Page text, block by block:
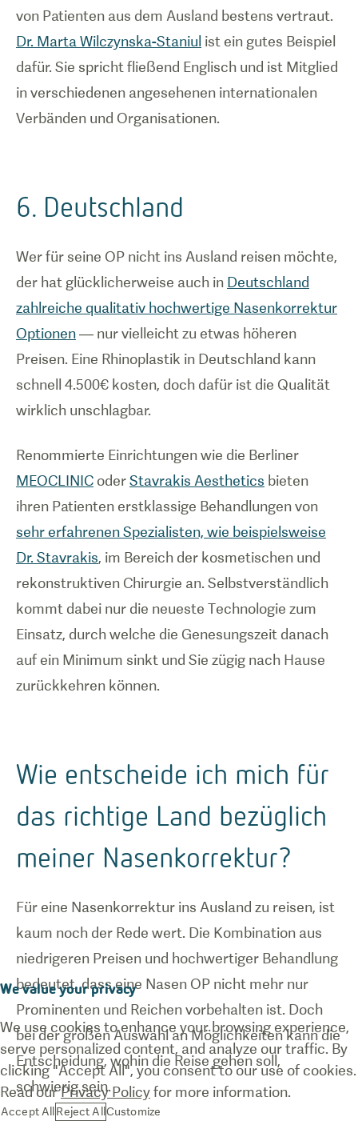
von Patienten aus dem Ausland bestens vertraut.
Dr. Marta Wilczynska-Staniul ist ein gutes Beispiel
dafür. Sie spricht fließend Englisch und ist Mitglied
in verschiedenen angesehenen internationalen
Verbänden und Organisationen.
6. Deutschland
Wer für seine OP nicht ins Ausland reisen möchte,
der hat glücklicherweise auch in Deutschland
zahlreiche qualitativ hochwertige Nasenkorrektur
Optionen— nur vielleicht zu etwas höheren
Preisen. Eine Rhinoplastik in Deutschland kann
schnell 4.500€ kosten, doch dafür ist die Qualität
wirklich unschlagbar.
Renommierte Einrichtungen wie die Berliner
MEOCLINIC oderStavrakis Aesthetics bieten
ihren Patienten erstklassige Behandlungen von
sehr erfahrenen Spezialisten, wie beispielsweise
Dr. Stavrakis, im Bereich der kosmetischen und
rekonstruktiven Chirurgie an. Selbstverständlich
kommt dabei nur die neueste Technologie zum
Einsatz, durch welche die Genesungszeit danach
auf ein Minimum sinkt und Sie zügig nach Hause
zurückkehren können.
Wie entscheide ich mich für
das richtige Land bezüglich
meiner Nasenkorrektur?
Für eine Nasenkorrektur ins Ausland zu reisen, ist
kaum noch der Rede wert. Die Kombination aus
niedrigeren Preisen und hochwertiger Behandlung
bedeutet, dass eine Nasen OP nicht mehr nur
Prominenten und Reichen vorbehalten ist. Doch
bei der großen Auswahl an Möglichkeiten kann die
Entscheidung, wohin die Reise gehen soll,
schwierig sein.
We value your privacy
We use cookies to enhance your browsing experience,
serve personalized content, and analyze our traffic. By
clicking "Accept All", you consent to our use of cookies.
Read ourPrivacy Policyfor more information.
Accept All Reject All Customize